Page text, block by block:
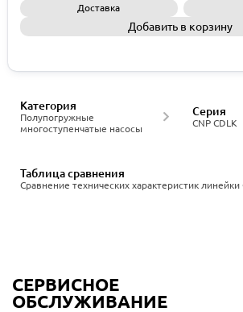
Доставка
Добавить в корзину
Полупогружные
многоступенчатые насосы
Категория
CNP CDLK
Серия
Сравнение технических характеристик линейки
Таблица сравнения
СЕРВИСНОЕ
ОБСЛУЖИВАНИЕ